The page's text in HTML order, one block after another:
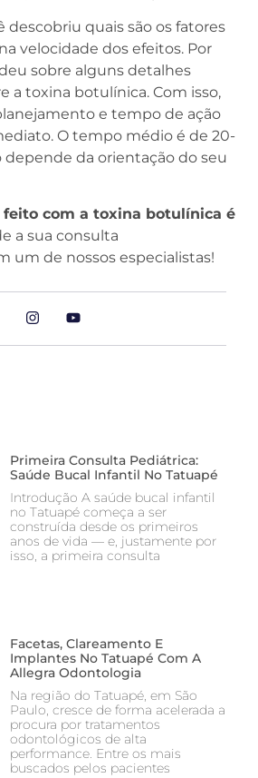
descobriu quais são os fatores
velocidade dos efeitos. Por
sobre alguns detalhes
a toxina botulínica. Com isso,
e tempo de ação
O tempo médio é de 20-
depende da orientação do seu
com a toxina botulínica é
a sua consulta
um de nossos especialistas!
Primeira Consulta Pediátrica:
Saúde Bucal Infantil No Tatuapé
Introdução A saúde bucal infantil
no Tatuapé começa a ser
construída desde os primeiros
anos de vida — e, justamente por
isso, a primeira consulta
Facetas, Clareamento E
Implantes No Tatuapé Com A
Allegra Odontologia
Na região do Tatuapé, em São
Paulo, cresce de forma acelerada a
procura por tratamentos
odontológicos de alta
performance. Entre os mais
buscados pelos pacientes